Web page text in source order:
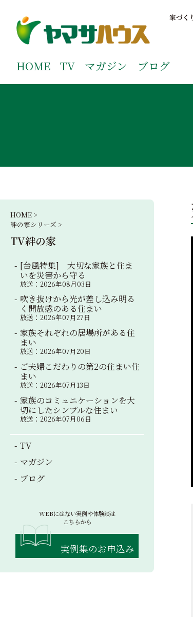
ご覧ください。
家づく
HOME TV マガジン ブログ
HOME >
絆の家シリーズ >
TV絆の家
[台風特集] 大切な家族と住ま
いを災害から守る
放送：2026年08月03日
吹き抜けから光が差し込み明る
く開放感のある住まい
放送：2026年07月27日
家族それぞれの居場所がある住
まい
放送：2026年07月20日
ご夫婦こだわりの第2の住まい住
まい
放送：2026年07月13日
家族のコミュニケーションを大
切にしたシンプルな住まい
放送：2026年07月06日
TV
マガジン
ブログ
WEBにはない実例や体験談は
こちらから
実例集のお申込み